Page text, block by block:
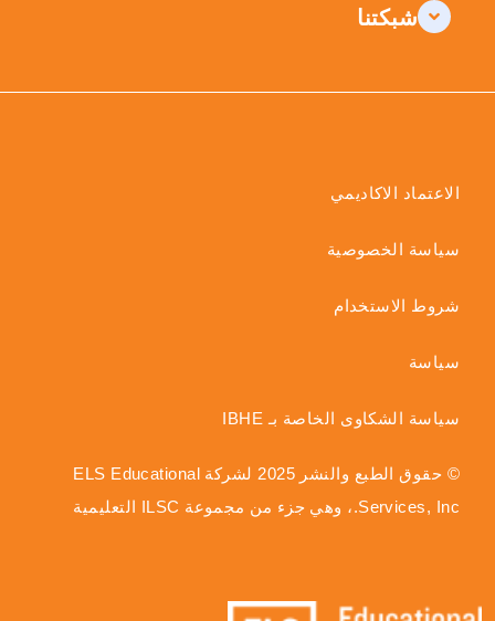
شبكتنا
الاعتماد الاكاديمي
سياسة الخصوصية
شروط الاستخدام
سياسة
سياسة الشكاوى الخاصة بـ IBHE
© حقوق الطبع والنشر 2025 لشركة ELS Educational
Services, Inc.، وهي جزء من مجموعة ILSC التعليمية